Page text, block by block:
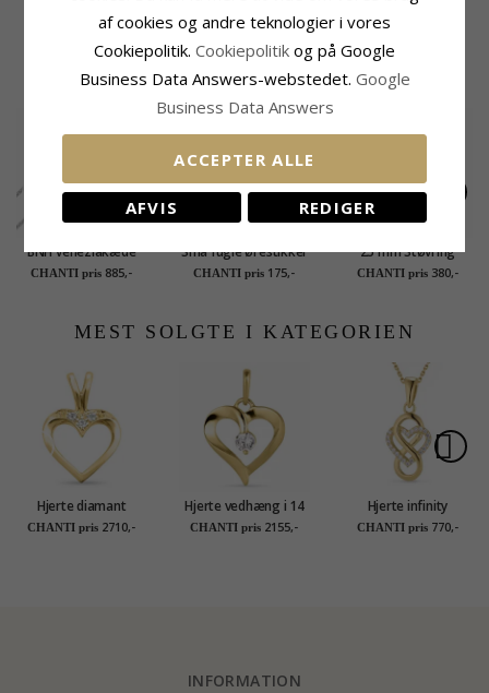
KUNDER DER HAR KØBT DENNE HAR
OGSÁ KØBT
BNH veneziakæde
rund i sølv 50 cm x
CHANTI pris 885,-
Små fugle ørestikker
i sølv - Little Ones
CHANTI pris 175,-
25 mm Støvring
Design livets træ
CHANTI pris 380,-
MEST SOLGTE I KATEGORIEN
Hjerte diamant
vedhæng i 14 karat
CHANTI pris 2710,-
Hjerte vedhæng i 14
karat guld - Gold
CHANTI pris 2155,-
Hjerte infinity
vedhæng med
CHANTI pris 770,-
INFORMATION
af cookies og andre teknologier i vores
Cookiepolitik. Cookiepolitik og på Google
Business Data Answers-webstedet. Google
Business Data Answers
ACCEPTER ALLE
AFVIS REDIGER